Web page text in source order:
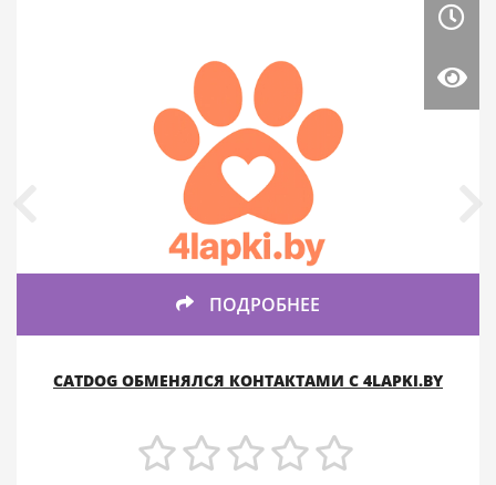
ПОДРОБНЕЕ
CATDOG ОБМЕНЯЛСЯ КОНТАКТАМИ С 4LAPKI.BY